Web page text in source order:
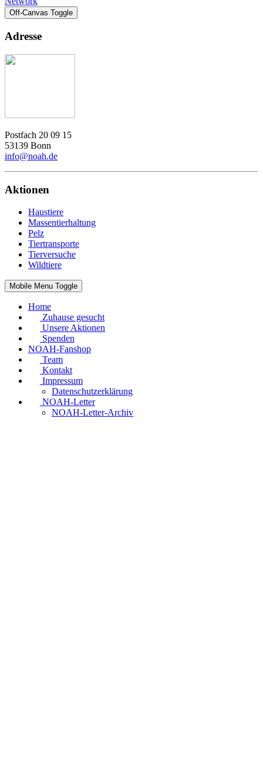
Off-Canvas Toggle
Adresse
Postfach 20 09 15
53139 Bonn
info@noah.de
Aktionen
Haustiere
Massentierhaltung
Pelz
Tiertransporte
Tierversuche
Wildtiere
Mobile Menu Toggle
Home
Zuhause gesucht
Unsere Aktionen
Spenden
NOAH-Fanshop
Team
Kontakt
Impressum
Datenschutzerklärung
NOAH-Letter
NOAH-Letter-Archiv